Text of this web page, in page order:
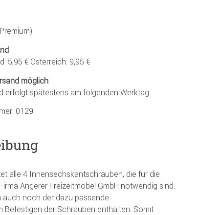
5,95 € Österreich: 9,95 €
möglich
erfolgt spätestens am folgenden Werktag
0129
alle 4 Innensechskantschrauben, die für die
Angerer Freizeitmöbel GmbH notwendig sind.
noch der dazu passende
der Schrauben enthalten. Somit